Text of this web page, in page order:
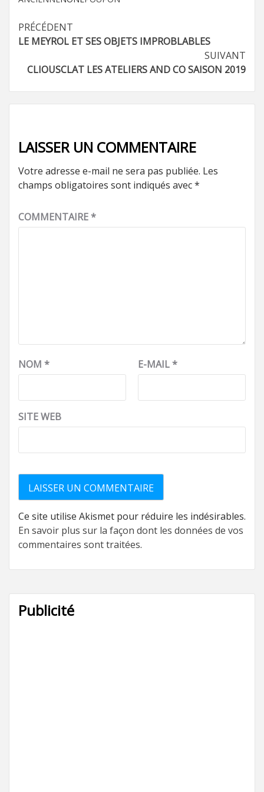
Navigation
d’article
PRÉCÉDENT
LE MEYROL ET SES OBJETS IMPROBLABLES
SUIVANT
CLIOUSCLAT LES ATELIERS AND CO SAISON 2019
LAISSER UN COMMENTAIRE
Votre adresse e-mail ne sera pas publiée. Les
champs obligatoires sont indiqués avec*
COMMENTAIRE*
NOM * E-MAIL*
SITE WEB
Ce site utilise Akismet pour réduire les indésirables.
En savoir plus sur la façon dont les données de vos
commentaires sont traitées.
Publicité